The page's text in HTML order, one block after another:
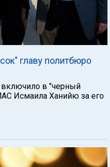
главу политбюро
в "черный
Исмаила Ханийю за его